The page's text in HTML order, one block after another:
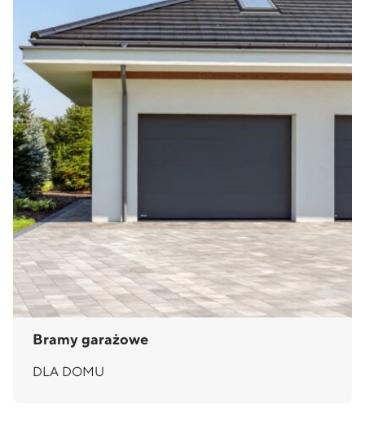
Bramy garażowe
DLA DOMU